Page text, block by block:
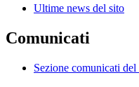
Ultime news del sito
Comunicati
Sezione comunicati del